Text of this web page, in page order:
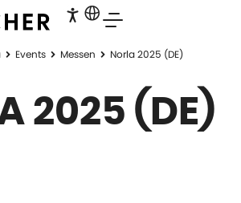
Events Messen Norla 2025 (DE)
2025 (DE)